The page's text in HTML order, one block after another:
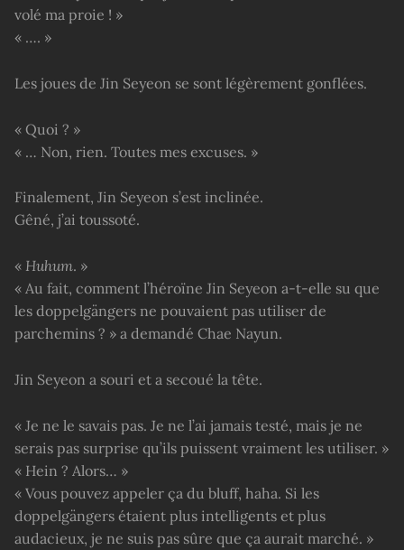
volé ma proie ! »
« …. »
Les joues de Jin Seyeon se sont légèrement gonflées.
« Quoi ? »
« … Non, rien. Toutes mes excuses. »
Finalement, Jin Seyeon s’est inclinée.
Gêné, j’ai toussoté.
« Huhum. »
« Au fait, comment l’héroïne Jin Seyeon a-t-elle su que
les doppelgängers ne pouvaient pas utiliser de
parchemins ? » a demandé Chae Nayun.
Jin Seyeon a souri et a secoué la tête.
« Je ne le savais pas. Je ne l’ai jamais testé, mais je ne
serais pas surprise qu’ils puissent vraiment les utiliser. »
« Hein ? Alors… »
« Vous pouvez appeler ça du bluff, haha. Si les
doppelgängers étaient plus intelligents et plus
audacieux, je ne suis pas sûre que ça aurait marché. »